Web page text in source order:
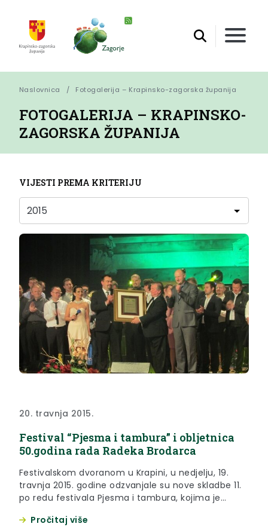
Naslovnica Fotogalerija – Krapinsko-zagorska županija
FOTOGALERIJA – KRAPINSKO-
ZAGORSKA ŽUPANIJA
VIJESTI PREMA KRITERIJU
20. travnja 2015.
Festival “Pjesma i tambura” i obljetnica
50.godina rada Radeka Brodarca
Festivalskom dvoranom u Krapini, u nedjelju, 19.
travnja 2015. godine odzvanjale su nove skladbe 11.
po redu festivala Pjesma i tambura, kojima je
Brodarca, a sve u znaku 25 godina uspješnog rada
Pročitaj više